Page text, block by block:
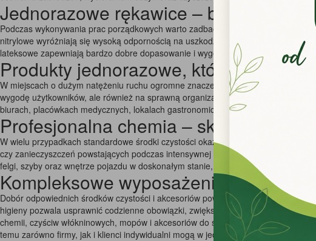
Jednorazowe rękawice –
Podczas wykonywania prac porządkowych warto zadbać o ochronę dłoni. W
nitrylowe wyróżniają się wysoką odpornością na uszkodzenia mechaniczne i
lateksowe zapewniają bardzo dobre dopasowanie i wygodę użytkowania.
Produkty jednorazowe, które są
W miejscach o dużym natężeniu ruchu ogromne znaczenie mają artykuły
wygodę użytkowników, ale również na sprawną organizację pracy.Dobór
biurach, placówkach medycznych, lokalach gastronomicznych, jak i zakładach
Profesjonalna chemia – skuteczność
W wielu przypadkach standardowe środki czystości okazują się
czy zanieczyszczeń powstających podczas intensywnej eksploatacji
felgi, szyby oraz wnętrze pojazdu w doskonałym stanie, jednocześnie chroniąc
Kompleksowe wyposażenie do
Dobór odpowiednich środków czystości i akcesoriów powinien być dostosowany
higieny pozwala usprawnić codzienne obowiązki, zwiększyć bezpieczeństwo
chemii, czyściw włókninowych, mopów i akcesoriów do sprzątania, rękawic
temu zarówno firmy, jak i klienci indywidualni mogą w jednym miejscu znaleźć